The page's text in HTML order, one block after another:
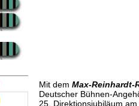
Mit dem Max-Reinhardt-
Deutscher Bühnen-
25. Direktionsjubiläum